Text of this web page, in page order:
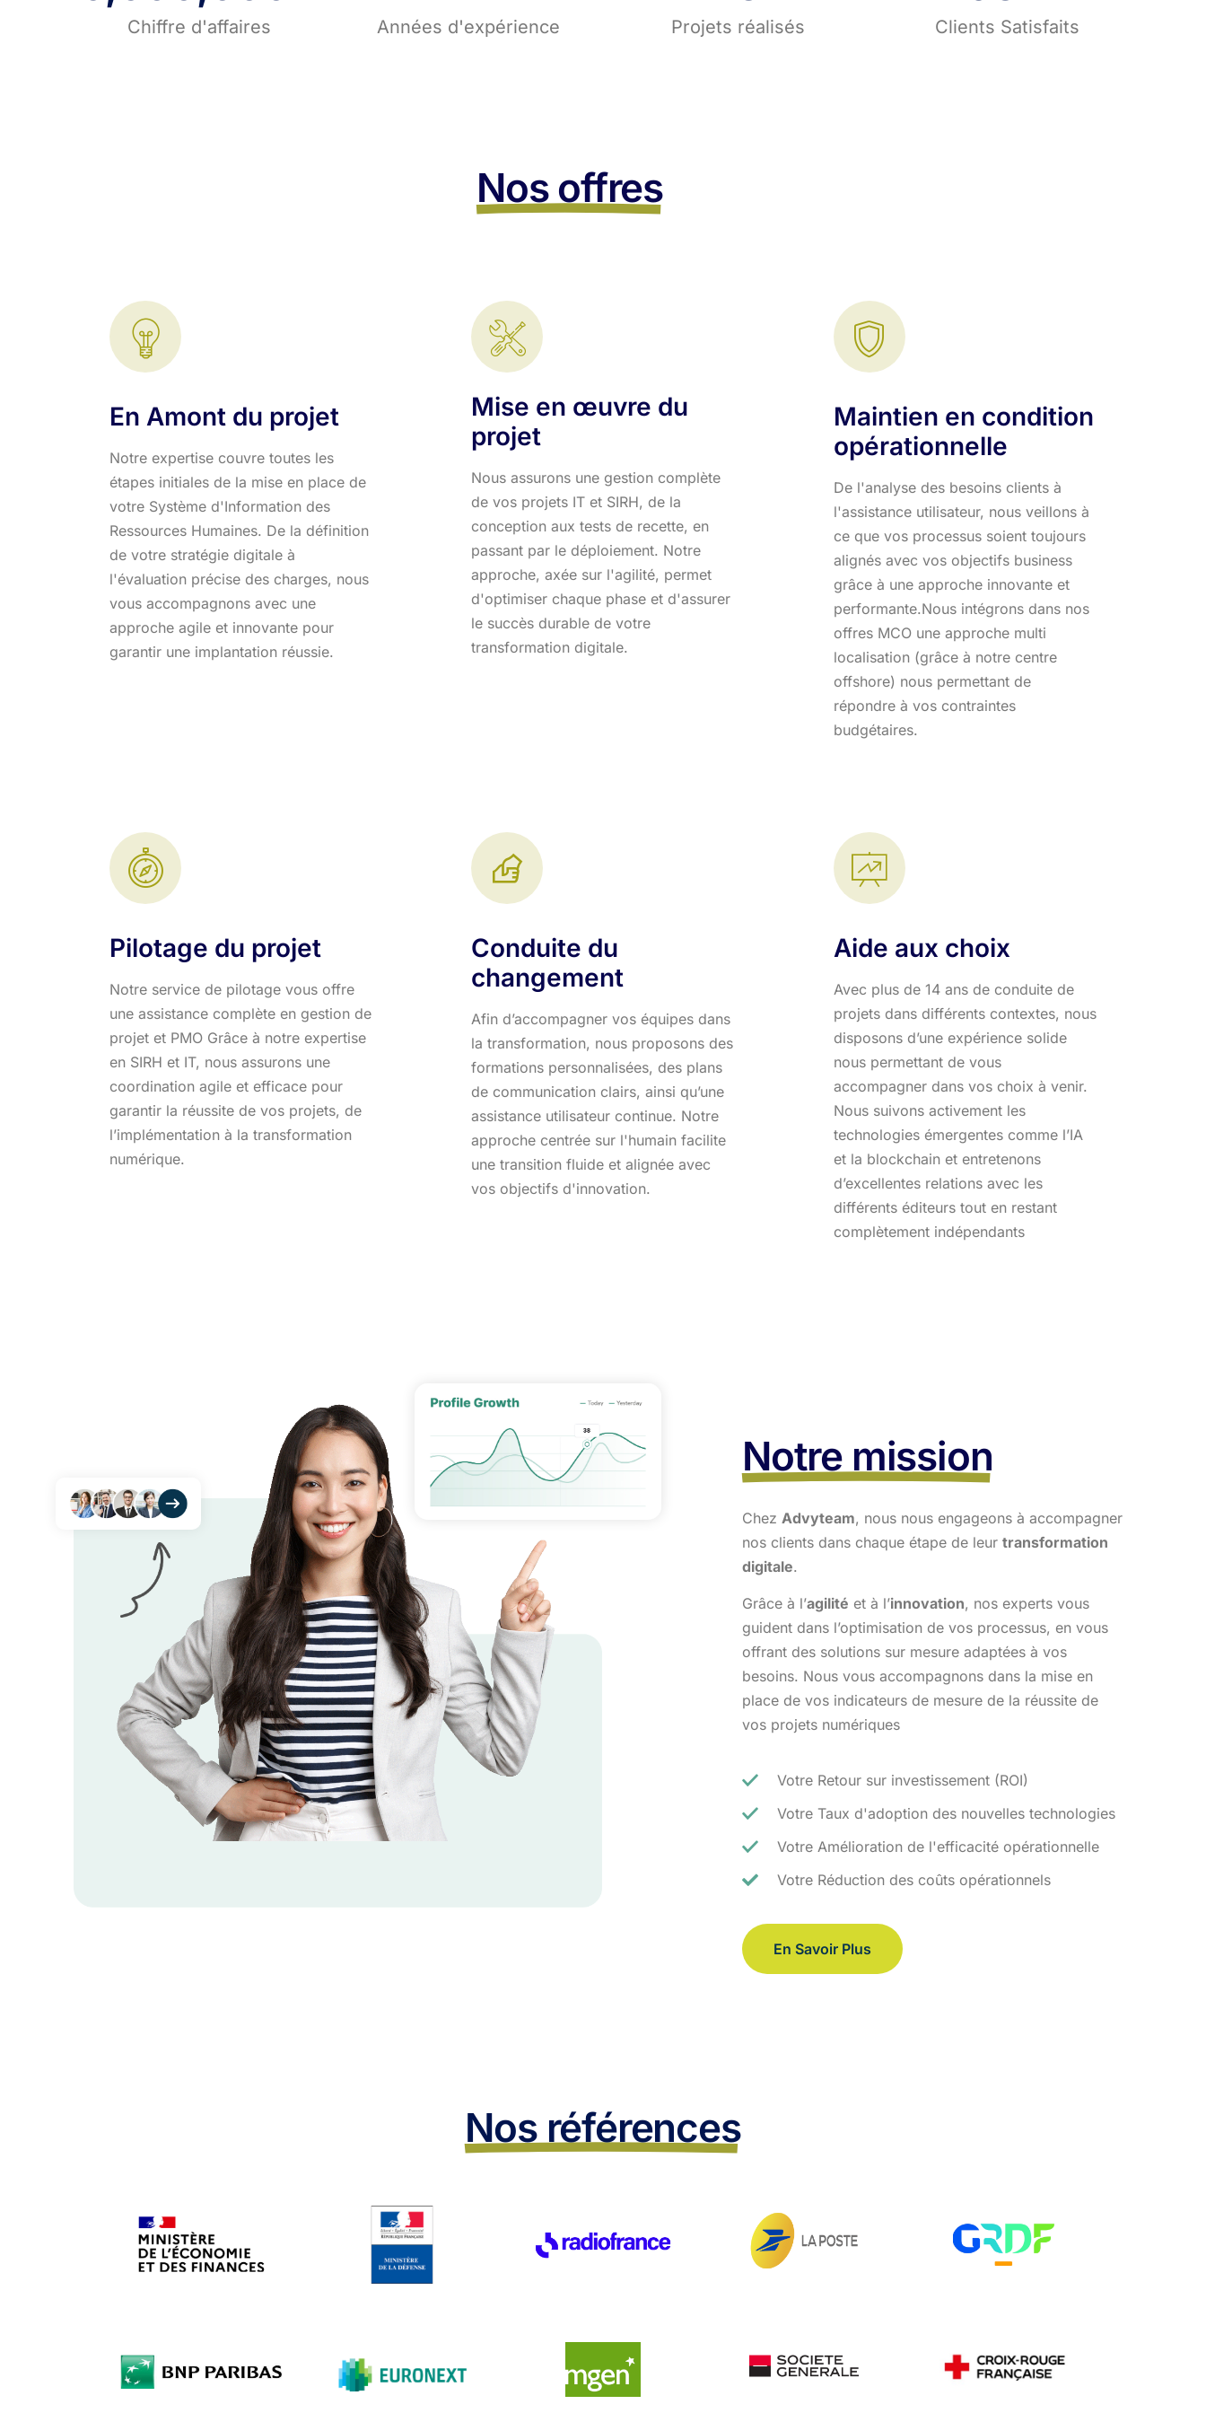
Chiffre d'affaires Années d'expérience Projets réalisés Clients Satisfaits
Nos offres
En Amont du projet
Notre expertise couvre toutes les
étapes initiales de la mise en place de
votre Système d'Information des
Ressources Humaines. De la définition
de votre stratégie digitale à
l'évaluation précise des charges, nous
vous accompagnons avec une
approche agile et innovante pour
garantir une implantation réussie.
Mise en œuvre du
projet
Nous assurons une gestion complète
de vos projets IT et SIRH, de la
conception aux tests de recette, en
passant par le déploiement. Notre
approche, axée sur l'agilité, permet
d'optimiser chaque phase et d'assurer
le succès durable de votre
transformation digitale.
Maintien en condition
opérationnelle
De l'analyse des besoins clients à
l'assistance utilisateur, nous veillons à
ce que vos processus soient toujours
alignés avec vos objectifs business
grâce à une approche innovante et
performante.​ Nous intégrons dans nos
offres MCO une approche multi
localisation (grâce à notre centre
offshore) nous permettant de
répondre à vos contraintes
budgétaires.
Pilotage du projet
Notre service de pilotage vous offre
une assistance complète en gestion de
projet et PMO Grâce à notre expertise
en SIRH et IT, nous assurons une
coordination agile et efficace pour
garantir la réussite de vos projets, de
l’implémentation à la transformation
numérique.
Conduite du
changement
Afin d’accompagner vos équipes dans
la transformation, nous proposons des
formations personnalisées, des plans
de communication clairs, ainsi qu’une
assistance utilisateur continue. Notre
approche centrée sur l'humain facilite
une transition fluide et alignée avec
vos objectifs d'innovation.​
Aide aux choix
Avec plus de 14 ans de conduite de
projets dans différents contextes, nous
disposons d’une expérience solide
nous permettant de vous
accompagner dans vos choix à venir.
Nous suivons activement les
technologies émergentes comme l’IA
et la blockchain et entretenons
d’excellentes relations avec les
différents éditeurs tout en restant
complètement indépendants
Notre mission
Chez Advyteam, nous nous engageons à accompagner
nos clients dans chaque étape de leur transformation
digitale.
Grâce à l’agilité et à l’innovation, nos experts vous
guident dans l’optimisation de vos processus, en vous
offrant des solutions sur mesure adaptées à vos
besoins. Nous vous accompagnons dans la mise en
place de vos indicateurs de mesure de la réussite de
vos projets numériques
Votre Retour sur investissement (ROI)
Votre Taux d'adoption des nouvelles technologies
Votre Amélioration de l'efficacité opérationnelle
Votre Réduction des coûts opérationnels
En Savoir Plus
Nos références